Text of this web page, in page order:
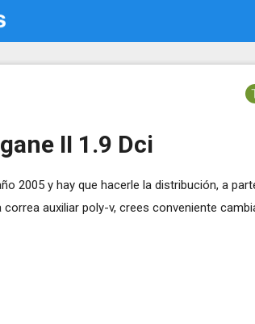
II 1.9 Dci
2005 y hay que hacerle la distribución, a
auxiliar poly-v, crees conveniente